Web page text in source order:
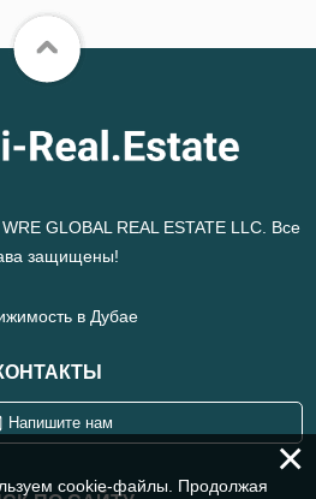
GLOBAL REAL ESTATE LLC. Все
защищены!
в Дубае
Напишите нам
×
cookie-файлы. Продолжая